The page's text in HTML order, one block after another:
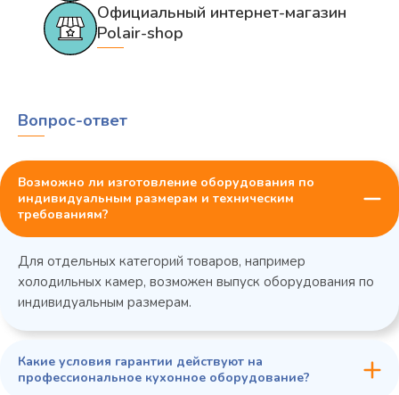
Официальный интернет-магазин
Polair-shop
Вопрос-ответ
Возможно ли изготовление оборудования по
индивидуальным размерам и техническим
требованиям?
Для отдельных категорий товаров, например
холодильных камер, возможен выпуск оборудования по
индивидуальным размерам.
Какие условия гарантии действуют на
профессиональное кухонное оборудование?